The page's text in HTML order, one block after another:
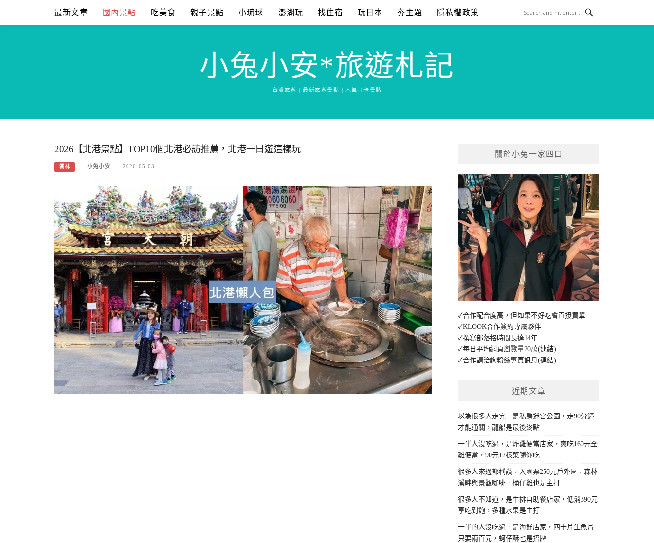
content
最新文章 國內景點 吃美食 親子景點 小琉球 澎湖玩 找住宿 玩日本 夯主題 隱私權政策
小兔小安*旅遊札記
台灣旅遊 | 最新旅遊景點 | 人氣打卡景點
2026【北港景點】TOP10個北港必訪推薦，北港一日遊這樣玩
雲林 小兔小安 2026-05-03
關於小兔一家四口
✓合作配合度高，但如果不好吃會直接買單
✓KLOOK合作簽約專屬夥伴
✓撰寫部落格時間長達14年
✓每日平均網頁瀏覽量20萬(連結)
✓合作請洽詢粉絲專頁訊息(連結)
近期文章
以為很多人走完，是私房迷宮公園，走90分鐘
才能通關，龍船是最後終點
一半人沒吃過，是炸雞便當店家，爽吃160元全
雞便當，90元12樣菜隨你吃
很多人來過都稱讚，入園票250元戶外區，森林
溪畔與景觀咖啡，桶仔雞也是主打
很多人不知道，是牛排自助餐店家，低消390元
享吃到飽，多種水果是主打
一半的人沒吃過，是海鮮店家，四十片生魚片
只要兩百元，蚵仔酥也是招牌